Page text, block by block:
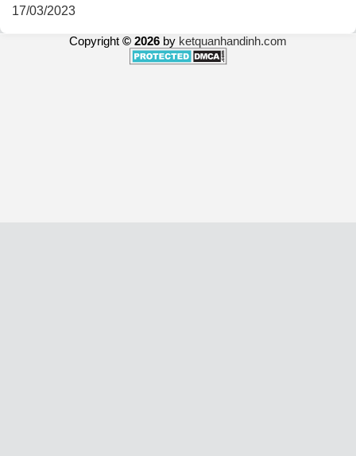
17/03/2023
Copyright © 2026 by ketquanhandinh.com